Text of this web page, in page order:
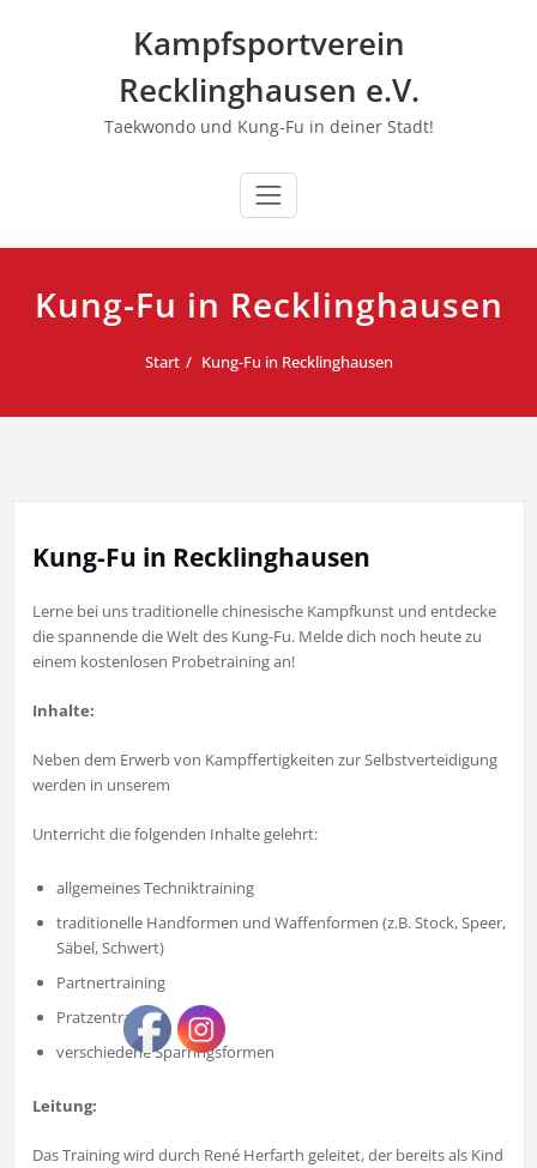
Kampfsportverein
Recklinghausen e.V.
Taekwondo und Kung-Fu in deiner Stadt!
Kung-Fu in Recklinghausen
Start Kung-Fu in Recklinghausen
Kung-Fu in Recklinghausen
Lerne bei uns traditionelle chinesische Kampfkunst und entdecke
die spannende die Welt des Kung-Fu. Melde dich noch heute zu
einem kostenlosen Probetraining an!
Inhalte:
Neben dem Erwerb von Kampffertigkeiten zur Selbstverteidigung
werden in unserem
Unterricht die folgenden Inhalte gelehrt:
allgemeines Techniktraining
traditionelle Handformen und Waffenformen (z.B. Stock, Speer,
Säbel, Schwert)
Partnertraining
Pratzentraining
verschiedene Sparringsformen
Leitung:
Das Training wird durch René Herfarth geleitet, der bereits als Kind